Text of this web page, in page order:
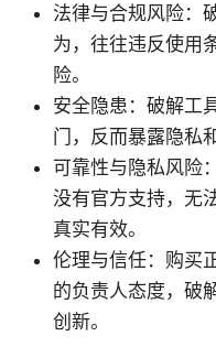
法律与合规风险：
为，往往违反使用
险。
安全隐患：破解工
门，反而暴露隐私
可靠性与隐私风险
没有官方支持，无
真实有效。
伦理与信任：购买
的负责人态度，破
创新。